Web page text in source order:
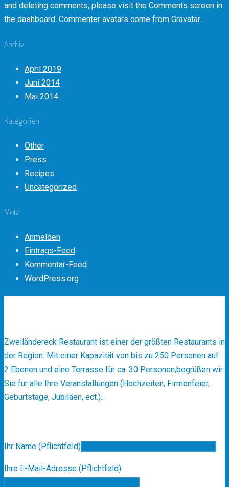
and deleting comments, please visit the Comments screen in
the dashboard. Commenter avatars come from Gravatar.
Archiv
April 2019
Juni 2014
Mai 2014
Kategorien
Other
Press
Recipes
Uncategorized
Meta
Anmelden
Eintrags-Feed
Kommentar-Feed
WordPress.org
Zweiländereck Restaurant ist einer der größten Restaurants in
der Region. Mit einer Kapazität von bis zu 250 Personen auf
2 Ebenen und eine Terrasse für ca. 30 Personen,begrüßen wir
Sie für alle Ihre Veranstaltungen (Hochzeiten, Firmenfeier,
Geburtstage, Jubiläen, ect.)..
Ihr Name (Pflichtfeld)
Ihre E-Mail-Adresse (Pflichtfeld):